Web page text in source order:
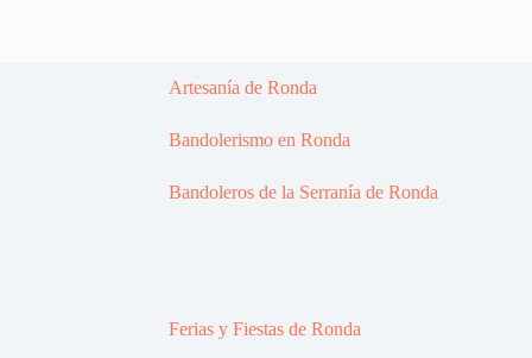
Artesanía de Ronda
Bandolerismo en Ronda
Bandoleros de la Serranía de Ronda
Ferias y Fiestas de Ronda